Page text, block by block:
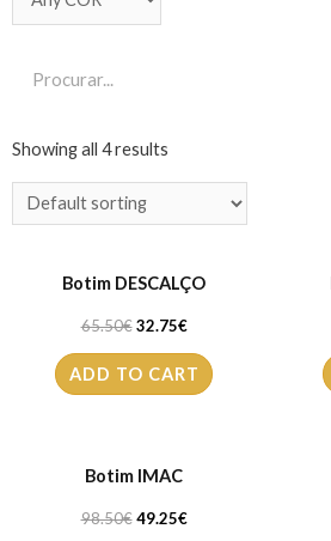
Showing all 4 results
Botim DESCALÇO
65.50€ 32.75€
ADD TO CART
Botim IMAC
98.50€ 49.25€